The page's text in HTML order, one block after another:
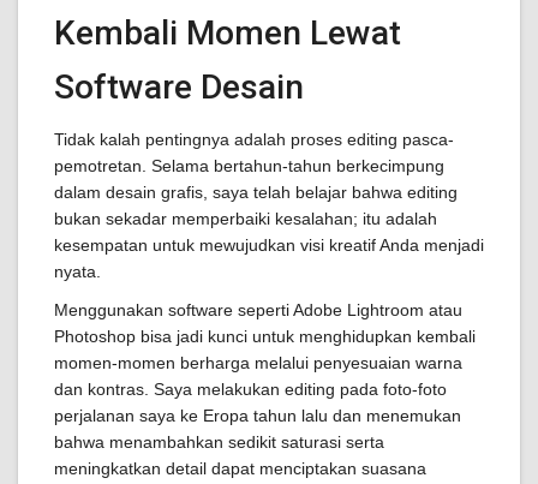
Kembali Momen Lewat
Software Desain
Tidak kalah pentingnya adalah proses editing pasca-
pemotretan. Selama bertahun-tahun berkecimpung
dalam desain grafis, saya telah belajar bahwa editing
bukan sekadar memperbaiki kesalahan; itu adalah
kesempatan untuk mewujudkan visi kreatif Anda menjadi
nyata.
Menggunakan software seperti Adobe Lightroom atau
Photoshop bisa jadi kunci untuk menghidupkan kembali
momen-momen berharga melalui penyesuaian warna
dan kontras. Saya melakukan editing pada foto-foto
perjalanan saya ke Eropa tahun lalu dan menemukan
bahwa menambahkan sedikit saturasi serta
meningkatkan detail dapat menciptakan suasana